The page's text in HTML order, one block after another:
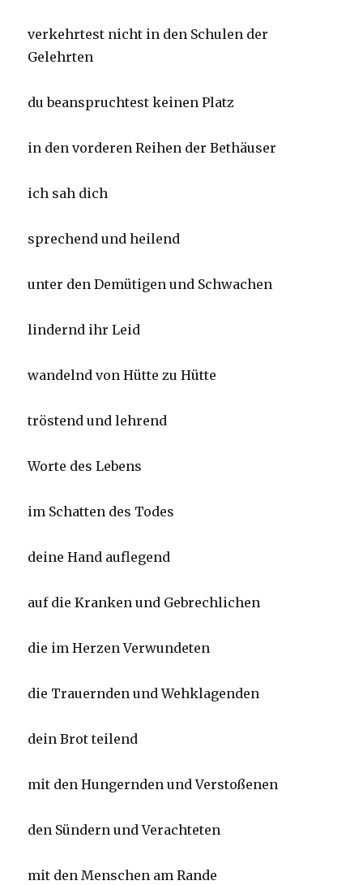
verkehrtest nicht in den Schulen der
Gelehrten
du beanspruchtest keinen Platz
in den vorderen Reihen der Bethäuser
ich sah dich
sprechend und heilend
unter den Demütigen und Schwachen
lindernd ihr Leid
wandelnd von Hütte zu Hütte
tröstend und lehrend
Worte des Lebens
im Schatten des Todes
deine Hand auflegend
auf die Kranken und Gebrechlichen
die im Herzen Verwundeten
die Trauernden und Wehklagenden
dein Brot teilend
mit den Hungernden und Verstoßenen
den Sündern und Verachteten
mit den Menschen am Rande